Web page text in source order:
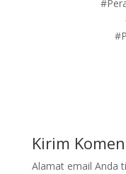
Kirim
Alamat email Anda